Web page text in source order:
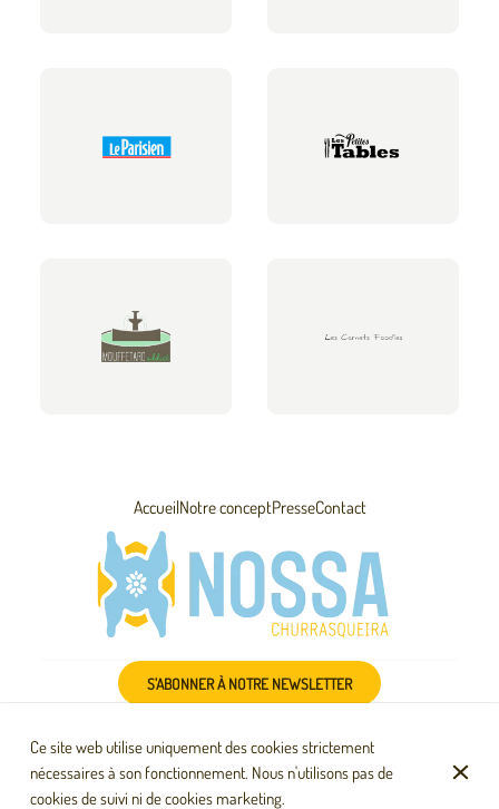
AccueilNotre conceptPresseContact
S'ABONNER À NOTRE NEWSLETTER
Ce site web utilise uniquement des cookies strictement
nécessaires à son fonctionnement. Nous n'utilisons pas de
cookies de suivi ni de cookies marketing.